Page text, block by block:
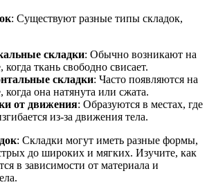
: Существуют разные типы складок,
складки: Обычно возникают на
когда ткань свободно свисает.
складки: Часто появляются на
когда она натянута или сжата.
от движения: Образуются в местах, где
из-за движения тела.
: Складки могут иметь разные формы,
до широких и мягких. Изучите, как
в зависимости от материала и